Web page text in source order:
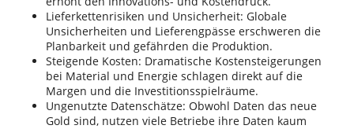
Lieferkettenrisiken und Unsicherheit: Globale
Unsicherheiten und Lieferengpässe erschweren die
Planbarkeit und gefährden die Produktion.
Steigende Kosten: Dramatische Kostensteigerungen
bei Material und Energie schlagen direkt auf die
Margen und die Investitionsspielräume.
Ungenutzte Datenschätze: Obwohl Daten das neue
Gold sind, nutzen viele Betriebe ihre Daten kaum